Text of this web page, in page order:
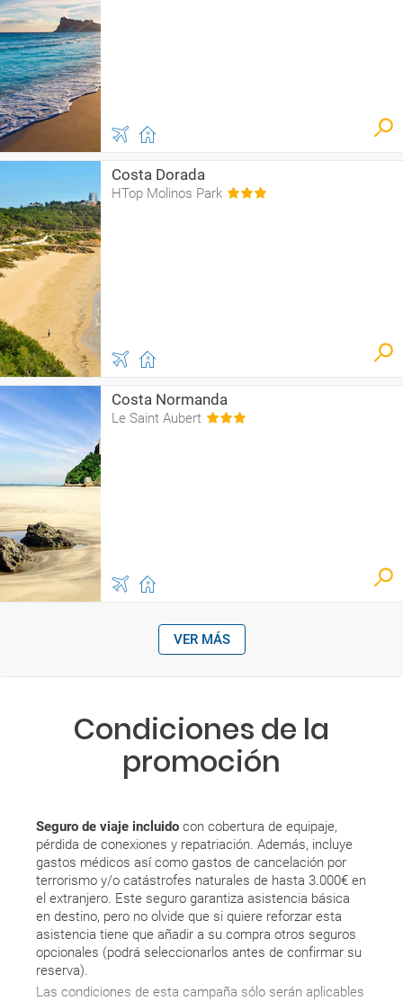
Costa Dorada
HTop Molinos Park
Costa Normanda
Le Saint Aubert
VER MÁS
Condiciones de la
promoción
Seguro de viaje incluido con cobertura de equipaje,
pérdida de conexiones y repatriación. Además, incluye
gastos médicos así como gastos de cancelación por
terrorismo y/o catástrofes naturales de hasta 3.000€ en
el extranjero. Este seguro garantiza asistencia básica
en destino, pero no olvide que si quiere reforzar esta
asistencia tiene que añadir a su compra otros seguros
opcionales (podrá seleccionarlos antes de confirmar su
reserva).
Las condiciones de esta campaña sólo serán aplicables